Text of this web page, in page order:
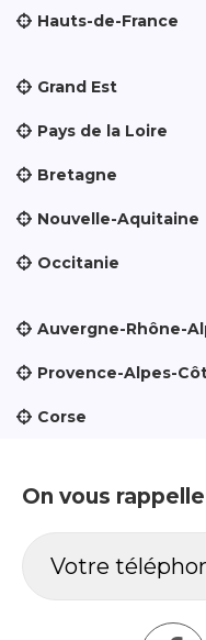
Hauts-de-France
Grand Est
Pays de la Loire
Bretagne
Nouvelle-Aquitaine
Occitanie
Auvergne-Rhône-
Provence-Alpes-
Corse
On vous